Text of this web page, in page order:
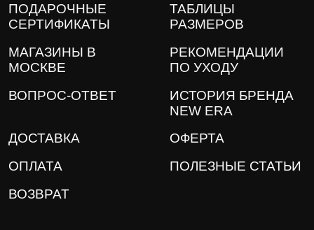
ПОДАРОЧНЫЕ
СЕРТИФИКАТЫ
ТАБЛИЦЫ
РАЗМЕРОВ
МАГАЗИНЫ В
МОСКВЕ
РЕКОМЕНДАЦИИ
ПО УХОДУ
ВОПРОС-ОТВЕТ
ИСТОРИЯ БРЕНДА
NEW ERA
ДОСТАВКА
ОФЕРТА
ОПЛАТА
ПОЛЕЗНЫЕ СТАТЬИ
ВОЗВРАТ